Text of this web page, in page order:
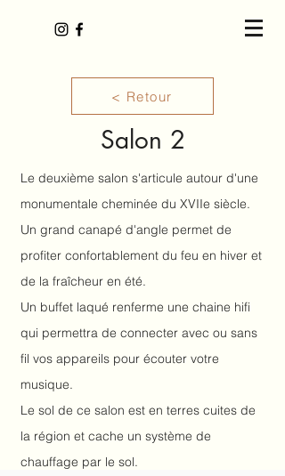
< Retour
Salon 2
Le deuxième salon s'articule autour d'une
monumentale cheminée du XVIIe siècle.
Un grand canapé d'angle permet de
profiter confortablement du feu en hiver et
de la fraîcheur en été.
Un buffet laqué renferme une chaine hifi
qui permettra de connecter avec ou sans
fil vos appareils pour écouter votre
musique.
Le sol de ce salon est en terres cuites de
la région et cache un système de
chauffage par le sol.